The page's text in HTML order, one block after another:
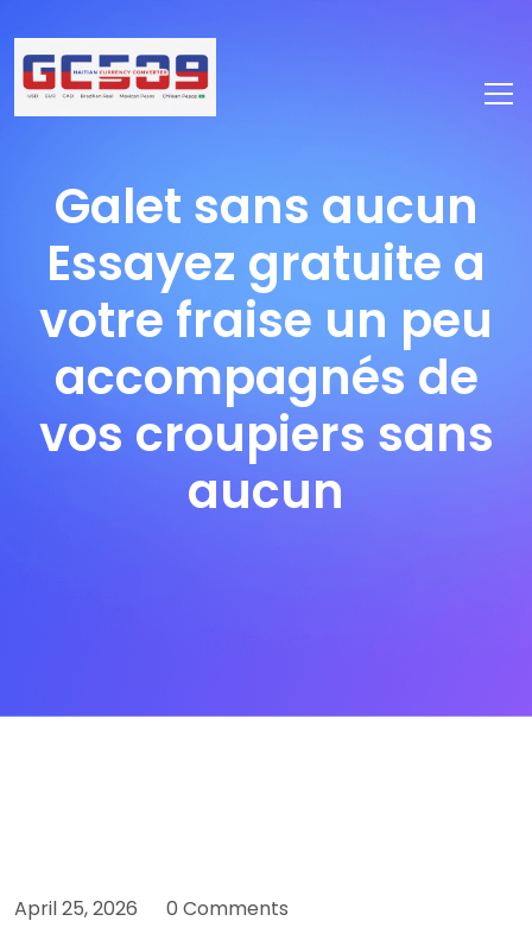
Galet sans aucun
Essayez gratuite a
votre fraise un peu
accompagnés de
vos croupiers sans
aucun
April 25, 2026
0 Comments